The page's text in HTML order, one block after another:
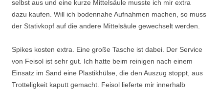
selbst aus und eine kurze Mittelsäule musste ich mir extra
dazu kaufen. Will ich bodennahe Aufnahmen machen, so muss
der Stativkopf auf die andere Mittelsäule gewechselt werden.
Spikes kosten extra. Eine große Tasche ist dabei. Der Service
von Feisol ist sehr gut. Ich hatte beim reinigen nach einem
Einsatz im Sand eine Plastikhülse, die den Auszug stoppt, aus
Trotteligkeit kaputt gemacht. Feisol lieferte mir innerhalb